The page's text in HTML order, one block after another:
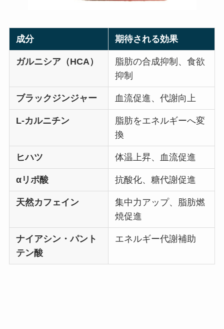
成分 期待される効果
ガルニシア（HCA）
脂肪の合成抑制、食欲
抑制
ブラックジンジャー 血流促進、代謝向上
L-カルニチン
脂肪をエネルギーへ変
換
ヒハツ 体温上昇、血流促進
αリポ酸 抗酸化、糖代謝促進
天然カフェイン
集中力アップ、脂肪燃
焼促進
ナイアシン・パント
テン酸
エネルギー代謝補助